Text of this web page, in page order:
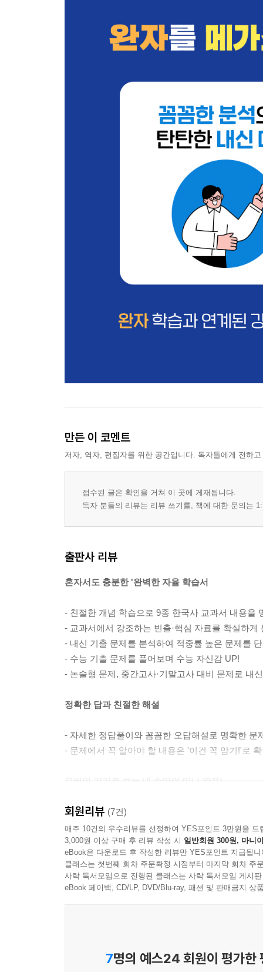
만든 이 코멘트
저자, 역자, 편집자를 위한 공간입니다. 독자들에게 전하
접수된 글은 확인을 거쳐 이 곳에 게재됩니다.
독자 분들의 리뷰는 리뷰 쓰기를, 책에 대한 문의는
출판사 리뷰
혼자서도 충분한 '완벽한 자율 학습서
- 친절한 개념 학습으로 9종 한국사 교과서 내용을
- 교과서에서 강조하는 빈출·핵심 자료를 확실하게
- 내신 기출 문제를 분석하여 적중률 높은 문제를
- 수능 기출 문제를 풀어보며 수능 자신감 UP!
- 논술형 문제, 중간고사·기말고사 대비 문제로 내
정확한 답과 친절한 해설
- 자세한 정답풀이와 꼼꼼한 오답해설로 명확한 문
- 문제에서 꼭 알아야 할 내용은 '이건 꼭 암기!'로
모바일 기기로 보는 내 손안의 미니 완자!
- 휴대 전화나 태블릿으로 어디서나 공부할 수 있는
- '핵심 정리’로 파악한 내용을 '문제 풀기'로 점검까
회원리뷰 (7건)
매주 10건의 우수리뷰를 선정하여 YES포인트 3만원을 드
3,000원 이상 구매 후 리뷰 작성 시 일반회원 300원, 마니
eBook은 다운로드 후 작성한 리뷰만 YES포인트 지급됩니
클래스는 첫번째 회차 주문확정 시점부터 마지막 회차 주
사락 독서모임으로 진행된 클래스는 사락 독서모임 게시
eBook 페이백, CD/LP, DVD/Blu-ray, 패션 및 판매금지 상
7명의 예스24 회원이 평가한